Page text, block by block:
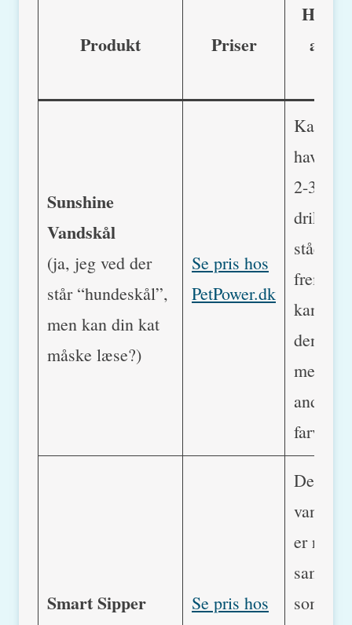
Produkt Priser
Sunshine
Vandskål
(ja, jeg ved der
står “hundeskål”,
men kan din kat
måske læse?)
Se pris hos
PetPower.dk
Katte
have
2-3
stående
kan
den i
men
andre
farver…
Smart Sipper
Se pris hos
Denne
er ret
samme
som